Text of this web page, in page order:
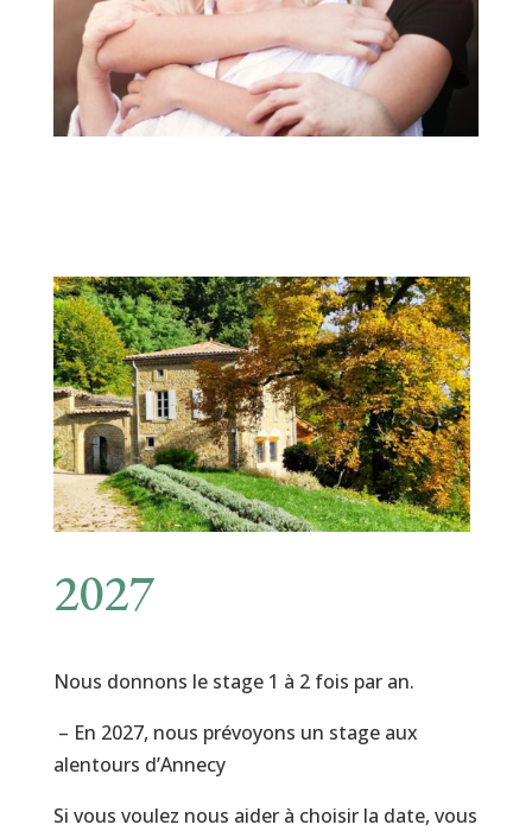
2027
Nous donnons le stage 1 à 2 fois par an.
– En 2027, nous prévoyons un stage aux
alentours d’Annecy
Si vous voulez nous aider à choisir la date, vous